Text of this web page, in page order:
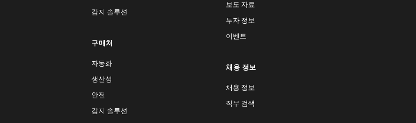
감지 솔루션
구매처
자동화
생산성
안전
감지 솔루션
보도 자료
투자 정보
이벤트
채용 정보
채용 정보
직무 검색